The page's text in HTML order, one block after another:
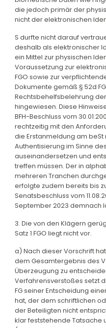
die jedoch primär der
nicht der elektronischen
S durfte nicht darauf
deshalb als elektronischer
ein Mittel zur physischen
Voraussetzung zur
FGO sowie zur
Dokumente gemäß § 52d
Rechtsbehelfsbelehrung
hingewiesen. Diese
BFH-Beschluss vom
rechtzeitig mit den
die Erstanmeldung am
Authentisierung im Sinne des
auseinandersetzen und
treffen müssen. Der in
mehreren Tranchen
erfolgte zudem bereits bis
Senatsbeschluss vom
September 2023 demnach
3. Die von den Klägern
Satz 1 FGO liegt nicht vor.
a) Nach dieser Vorschrift
dem Gesamtergebnis des
Überzeugung zu
Verfahrensverstoßes setzt
FG seiner Entscheidung
hat, der dem schriftlichen
der Beteiligten nicht
klar feststehende Tatsache